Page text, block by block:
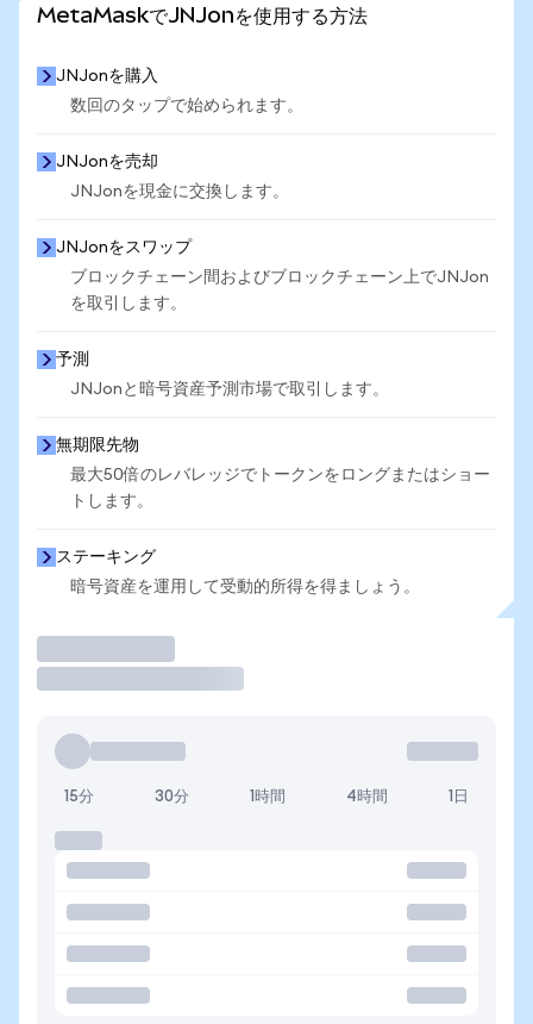
MetaMaskでJNJonを使用する方法
JNJonを購入
数回のタップで始められます。
JNJonを売却
JNJonを現金に交換します。
JNJonをスワップ
ブロックチェーン間およびブロックチェーン上でJNJon
を取引します。
予測
JNJonと暗号資産予測市場で取引します。
無期限先物
最大50倍のレバレッジでトークンをロングまたはショー
トします。
ステーキング
暗号資産を運用して受動的所得を得ましょう。
15分 30分 1時間 4時間 1日